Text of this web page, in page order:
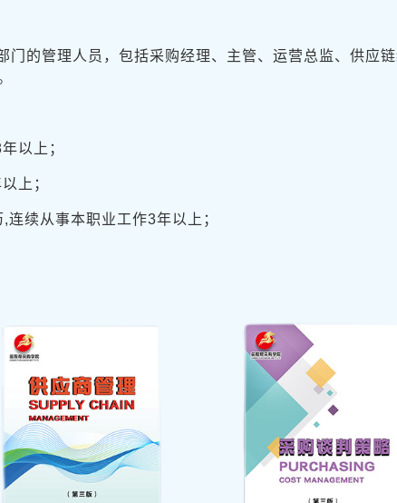
门的管理人员，包括采购经理、主管、运营总监、供应
以上；
上；
续从事本职业工作3年以上；